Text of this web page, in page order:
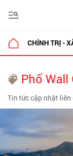
CHÍNH TRỊ -
Phố Wall
Tin tức cập nhật liên